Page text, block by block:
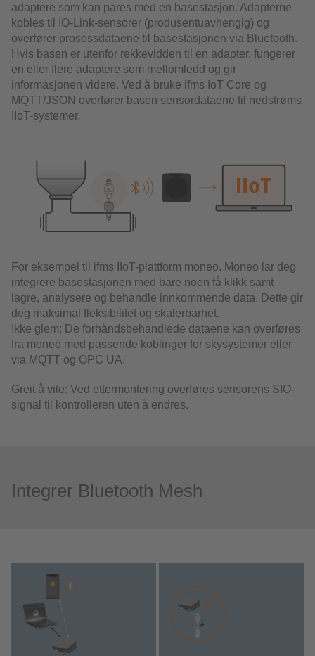
adaptere som kan pares med en basestasjon. Adapterne
kobles til IO-Link-sensorer (produsentuavhengig) og
overfører prosessdataene til basestasjonen via Bluetooth.
Hvis basen er utenfor rekkevidden til en adapter, fungerer
en eller flere adaptere som mellomledd og gir
informasjonen videre. Ved å bruke ifms IoT Core og
MQTT/JSON overfører basen sensordataene til nedstrøms
IIoT-systemer.
For eksempel til ifms IIoT-plattform moneo. Moneo lar deg
integrere basestasjonen med bare noen få klikk samt
lagre, analysere og behandle innkommende data. Dette gir
deg maksimal fleksibilitet og skalerbarhet.
Ikke glem: De forhåndsbehandlede dataene kan overføres
fra moneo med passende koblinger for skysystemer eller
via MQTT og OPC UA.
Greit å vite: Ved ettermontering overføres sensorens SIO-
signal til kontrolleren uten å endres.
Integrer Bluetooth Mesh